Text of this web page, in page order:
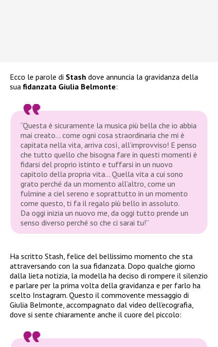
Ecco le parole di Stash dove annuncia la gravidanza della
sua fidanzata Giulia Belmonte:
“Questa è sicuramente la musica più bella che io abbia
mai creato… come ogni cosa straordinaria che mi è
capitata nella vita, arriva così, all’improvviso! E penso
che tutto quello che bisogna fare in questi momenti è
fidarsi del proprio istinto e tuffarsi in un nuovo
capitolo della propria vita… Quella vita a cui sono
grato perché da un momento all’altro, come un
fulmine a ciel sereno e soprattutto in un momento
come questo, ti fa il regalo più bello in assoluto.
Da oggi inizia un nuovo me, da oggi tutto prende un
senso diverso perché so che ci sarai tu!”
Ha scritto Stash, felice del bellissimo momento che sta
attraversando con la sua fidanzata. Dopo qualche giorno
dalla lieta notizia, la modella ha deciso di rompere il silenzio
e parlare per la prima volta della gravidanza e per farlo ha
scelto Instagram. Questo il commovente messaggio di
Giulia Belmonte, accompagnato dal video dell’ecografia,
dove si sente chiaramente anche il cuore del piccolo: